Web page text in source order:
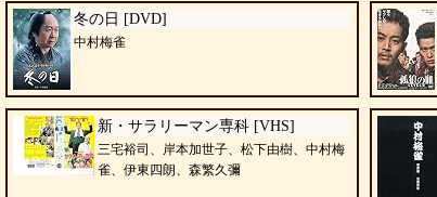
冬の日 [DVD]
中村梅雀
新・サラリーマン専科 [VHS]
三宅裕司、岸本加世子、松下由樹、中村梅
雀、伊東四朗、森繁久彌